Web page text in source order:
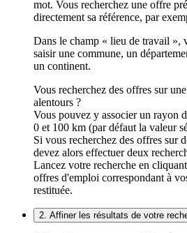
mot. Vous recherchez une offre
directement sa référence, par
Dans le champ « lieu de travail »,
saisir une commune, un
un continent.
Vous recherchez des offres sur
alentours ?
Vous pouvez y associer un rayon
0 et 100 km (par défaut la valeur
Si vous recherchez des offres sur
devez alors effectuer deux
Lancez votre recherche en
offres d'emploi correspondant à
restituée.
2. Affiner les résultats de votre